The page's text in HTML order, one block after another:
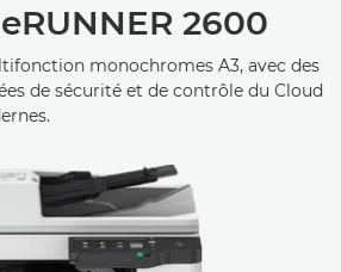
2600
monochromes A3, avec des
de sécurité et de contrôle du Cloud